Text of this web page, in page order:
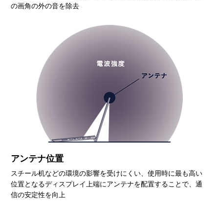
の画角の外の音を除去
アンテナ位置
スチール机などの環境の影響を受けにくい、使用時に最も高い
位置となるディスプレイ上端にアンテナを配置することで、通
信の安定性を向上